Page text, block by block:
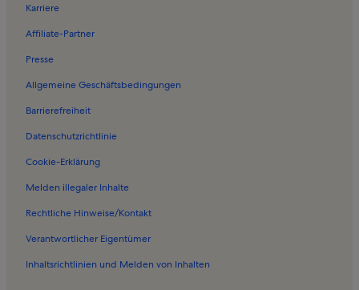
Ferienwohnungen in Bautzen
Ferienwohnungen in Kirschau
Häuser in Oberlausitz
Ferienunterkünfte am See in Oberlausitz
Häuser in NationalparkZentrum Sächsische Schweiz
Pensionen in Sebnitz
Haustierfreundliche Ferienunterkünfte in Sebnitz
Ferienwohnungen und Apartments in Sebnitz
Longstay in Sebnitz
Karriere
Affiliate-Partner
Presse
Allgemeine Geschäftsbedingungen
Barrierefreiheit
Datenschutzrichtlinie
Cookie-Erklärung
Melden illegaler Inhalte
Rechtliche Hinweise/Kontakt
Verantwortlicher Eigentümer
Inhaltsrichtlinien und Melden von Inhalten